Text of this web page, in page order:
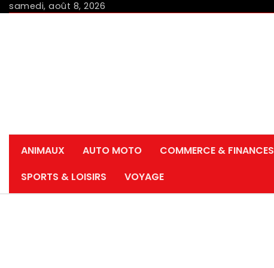
Skipsamedi, août 8, 2026
ANIMAUX
AUTO MOTO COMMERCE & FINANCES
SPORTS & LOISIRS
VOYAGE